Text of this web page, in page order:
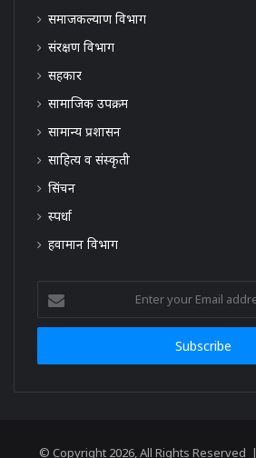
समाजकल्याण विभाग
संरक्षण विभाग
सहकार
सामाजिक उपक्रम
सामान्य प्रशासन
साहित्य व संस्कृती
सिंचन
स्पर्धा
हवामान विभाग
your
Email
© Copyright 2026, All Rights Reserved |